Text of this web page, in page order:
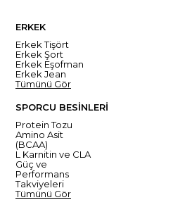
ERKEK
Erkek Tişört
Erkek Şort
Erkek Eşofman
Erkek Jean
Tümünü Gör
SPORCU BESİNLERİ
Protein Tozu
Amino Asit
(BCAA)
L Karnitin ve CLA
Güç ve
Performans
Takviyeleri
Tümünü Gör